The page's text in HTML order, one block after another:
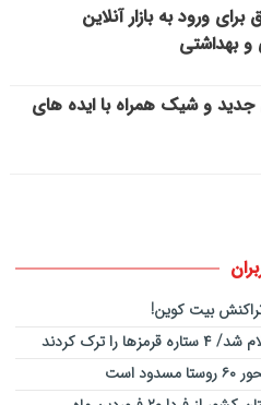
ورود به بازار آنلاین
بهداشتی
جدید و شیک همراه با ایده های
ترک کردند